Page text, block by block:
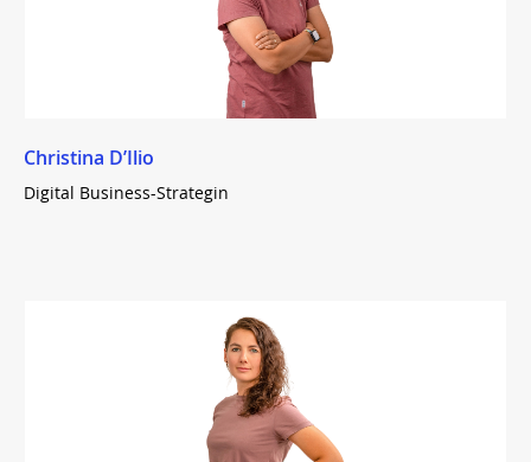
Christina D’Ilio
Digital Business-Strategin